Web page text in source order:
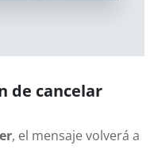
de cancelar
, el mensaje volverá a